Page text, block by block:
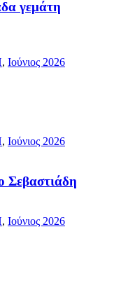
γεμάτη
, Ιούνιος 2026
, Ιούνιος 2026
Σεβαστιάδη
, Ιούνιος 2026